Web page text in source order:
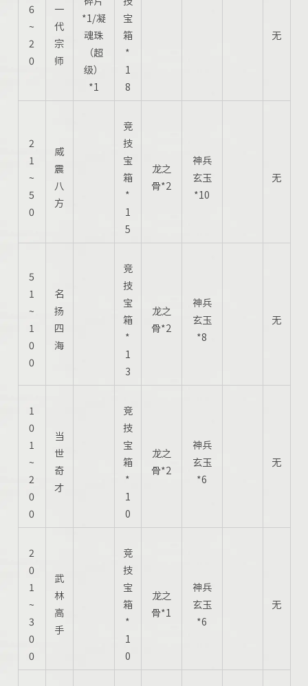
6
~
2
0
一
代
宗
师
*1/凝
魂珠
（超
级）
*1
宝
箱
*
1
8
无
2
1
~
5
0
威
震
八
方
竞
技
宝
箱
*
1
5
龙之
骨*2
神兵
玄玉
*10
无
5
1
~
1
0
0
名
扬
四
海
竞
技
宝
箱
*
1
3
龙之
骨*2
神兵
玄玉
*8
无
1
0
1
~
2
0
0
当
世
奇
才
竞
技
宝
箱
*
1
0
龙之
骨*2
神兵
玄玉
*6
无
2
0
1
~
3
0
0
武
林
高
手
竞
技
宝
箱
*
1
0
龙之
骨*1
神兵
玄玉
*6
无